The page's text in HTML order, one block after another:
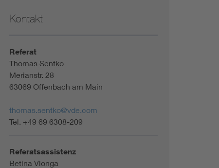
Kontakt
Referat
Thomas Sentko
Merianstr. 28
63069 Offenbach am Main
thomas.sentko@vde.com
Tel. +49 69 6308-209
Referatsassistenz
Betina Vlonga